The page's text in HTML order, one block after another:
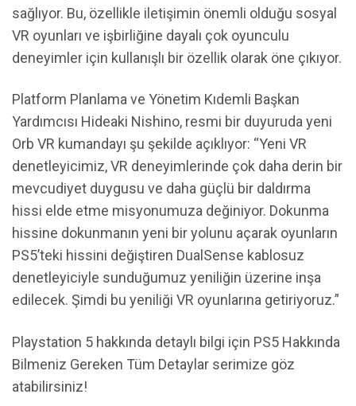
sağlıyor. Bu, özellikle iletişimin önemli olduğu sosyal
VR oyunları ve işbirliğine dayalı çok oyunculu
deneyimler için kullanışlı bir özellik olarak öne çıkıyor.
Platform Planlama ve Yönetim Kıdemli Başkan
Yardımcısı Hideaki Nishino, resmi bir duyuruda yeni
Orb VR kumandayı şu şekilde açıklıyor: “Yeni VR
denetleyicimiz, VR deneyimlerinde çok daha derin bir
mevcudiyet duygusu ve daha güçlü bir daldırma
hissi elde etme misyonumuza değiniyor. Dokunma
hissine dokunmanın yeni bir yolunu açarak oyunların
PS5’teki hissini değiştiren DualSense kablosuz
denetleyiciyle sunduğumuz yeniliğin üzerine inşa
edilecek. Şimdi bu yeniliği VR oyunlarına getiriyoruz.”
Playstation 5 hakkında detaylı bilgi için PS5 Hakkında
Bilmeniz Gereken Tüm Detaylar serimize göz
atabilirsiniz!